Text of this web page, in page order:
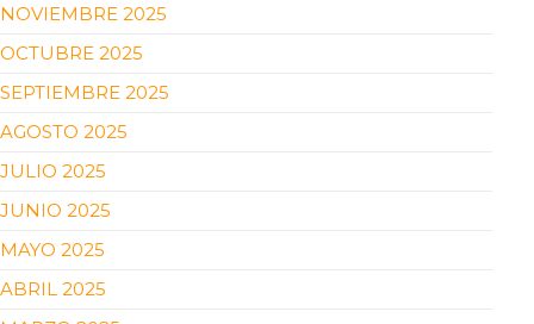
NOVIEMBRE 2025
OCTUBRE 2025
SEPTIEMBRE 2025
AGOSTO 2025
JULIO 2025
JUNIO 2025
MAYO 2025
ABRIL 2025